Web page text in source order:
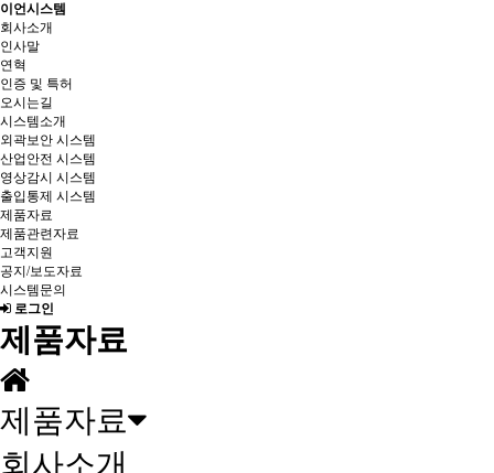
이언시스템
회사소개
인사말
연혁
인증 및 특허
오시는길
시스템소개
외곽보안 시스템
산업안전 시스템
영상감시 시스템
출입통제 시스템
제품자료
제품관련자료
고객지원
공지/보도자료
시스템문의
로그인
제품자료
제품자료
회사소개